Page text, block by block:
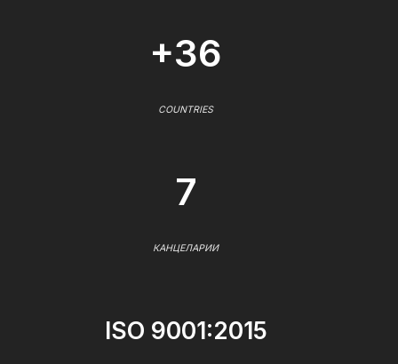
+36
COUNTRIES
7
КАНЦЕЛАРИИ
ISO 9001:2015